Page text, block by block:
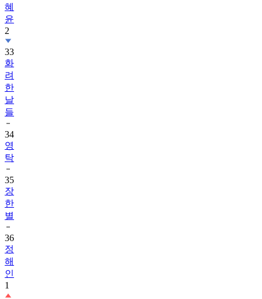
혜
윤
2
33
화
려
한
날
들
34
영
탁
35
장
한
별
36
정
해
인
1